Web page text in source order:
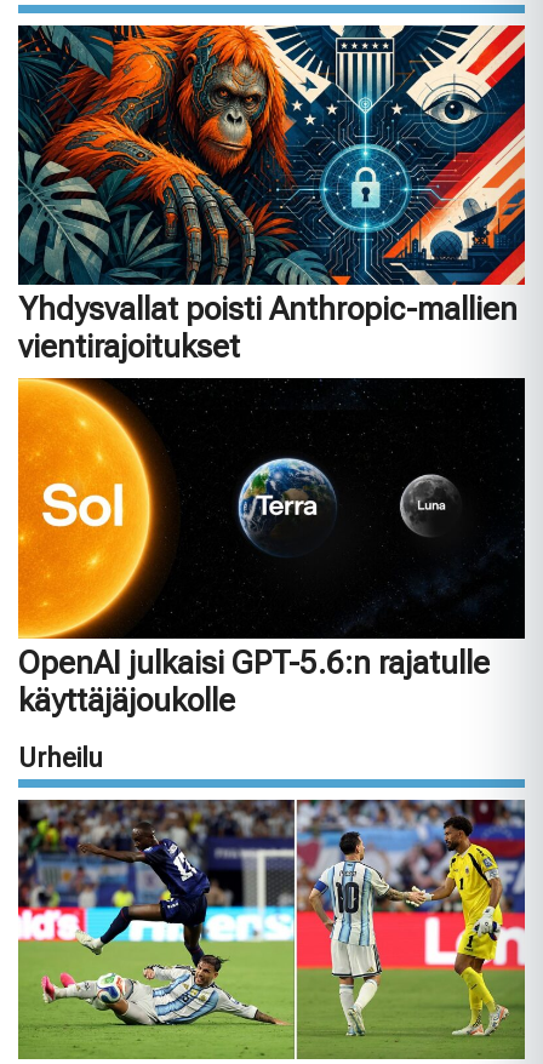
Yhdysvallat poisti Anthropic-mallien
vientirajoitukset
OpenAI julkaisi GPT-5.6:n rajatulle
käyttäjäjoukolle
Urheilu